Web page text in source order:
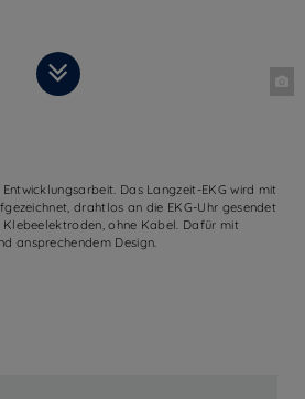
Das Langzeit-EKG wird mit
drahtlos an die EKG-Uhr gesendet
ohne Kabel. Dafür mit
ansprechendem Design.